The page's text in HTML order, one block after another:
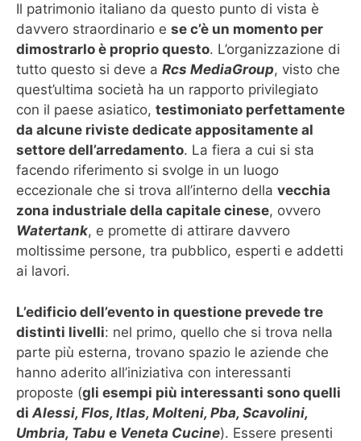
Il patrimonio italiano da questo punto di vista è
davvero straordinario e se c’è un momento per
dimostrarlo è proprio questo. L’organizzazione di
tutto questo si deve a Rcs MediaGroup, visto che
quest’ultima società ha un rapporto privilegiato
con il paese asiatico, testimoniato perfettamente
da alcune riviste dedicate appositamente al
settore dell’arredamento. La fiera a cui si sta
facendo riferimento si svolge in un luogo
eccezionale che si trova all’interno della vecchia
zona industriale della capitale cinese, ovvero
Watertank, e promette di attirare davvero
moltissime persone, tra pubblico, esperti e addetti
ai lavori.
L’edificio dell’evento in questione prevede tre
distinti livelli: nel primo, quello che si trova nella
parte più esterna, trovano spazio le aziende che
hanno aderito all’iniziativa con interessanti
proposte (gli esempi più interessanti sono quelli
di Alessi, Flos, Itlas, Molteni, Pba, Scavolini,
Umbria, Tabu e Veneta Cucine). Essere presenti